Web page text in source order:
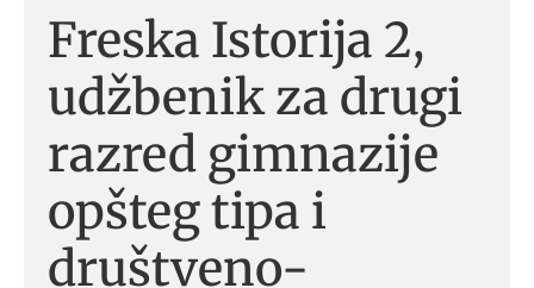
Freska Istorija 2,
udžbenik za drugi
razred gimnazije
opšteg tipa i
društveno-